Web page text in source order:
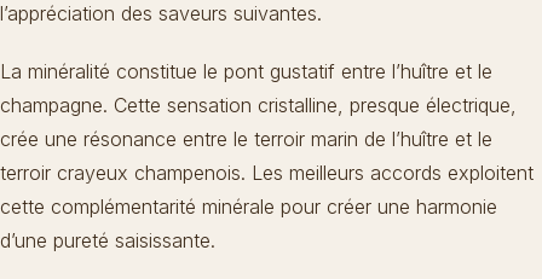
l’appréciation des saveurs suivantes.
La minéralité constitue le pont gustatif entre l’huître et le
champagne. Cette sensation cristalline, presque électrique,
crée une résonance entre le terroir marin de l’huître et le
terroir crayeux champenois. Les meilleurs accords exploitent
cette complémentarité minérale pour créer une harmonie
d’une pureté saisissante.